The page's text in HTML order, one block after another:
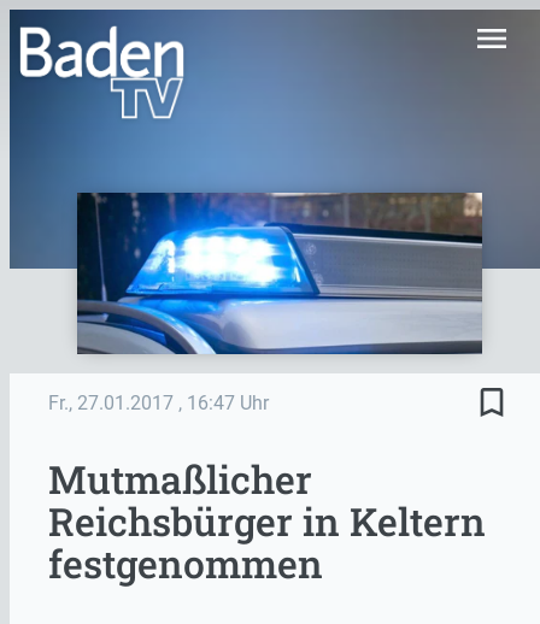
menu
Fr., 27.01.2017 , 16:47 Uhr bookmark_border
Mutmaßlicher
Reichsbürger in Keltern
festgenommen